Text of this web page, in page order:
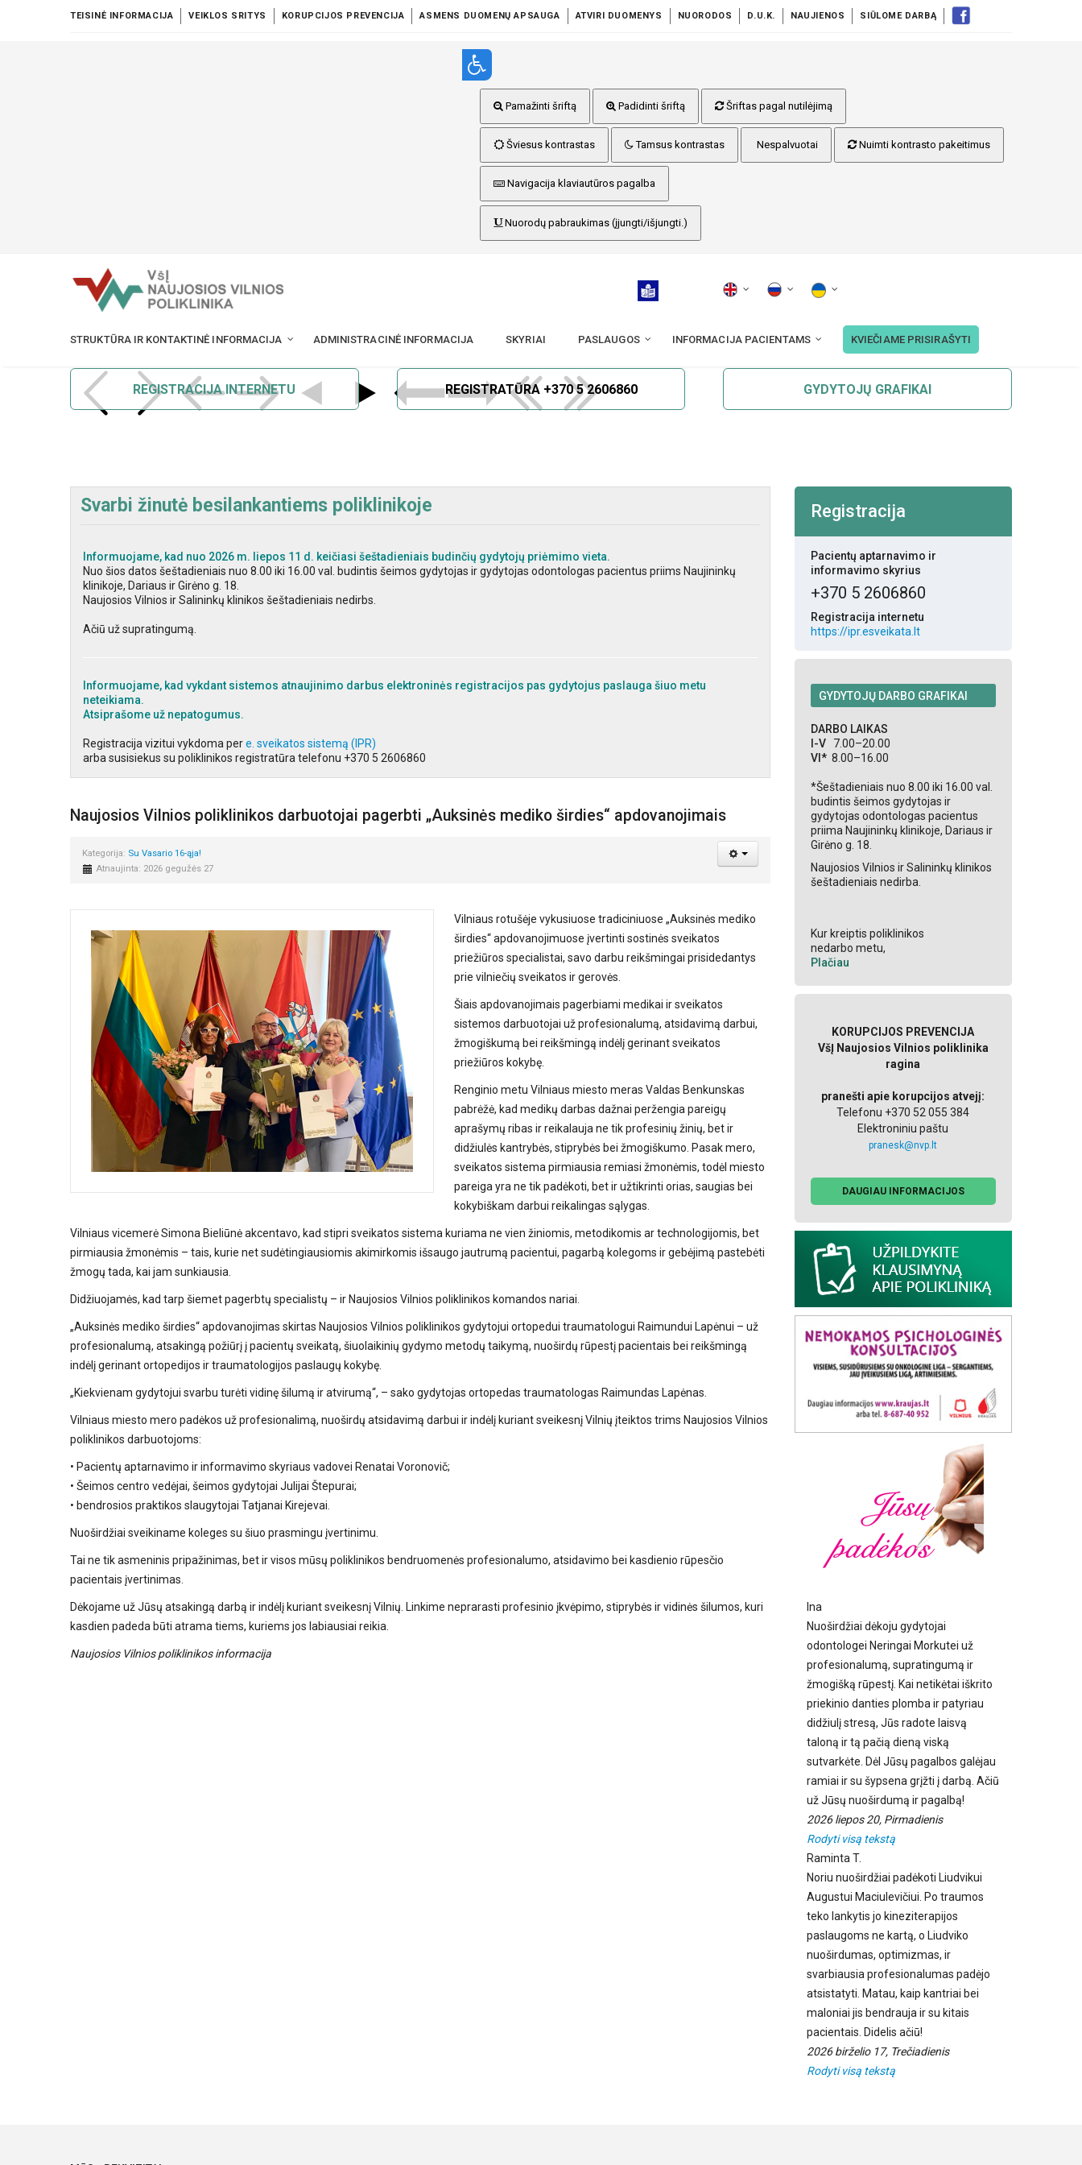
TEISINĖ INFORMACIJA VEIKLOS SRITYS KORUPCIJOS PREVENCIJA ASMENS DUOMENŲ APSAUGA ATVIRI DUOMENYS NUORODOS D.U.K. NAUJIENOS SIŪLOME DARBĄ
Pamažinti šriftą Padidinti šriftą Šriftas pagal nutilėjimą
Šviesus kontrastas Tamsus kontrastas Nespalvuotai Nuimti kontrasto pakeitimus
Navigacija klaviautūros pagalba
Nuorodų pabraukimas (įjungti/išjungti.)
STRUKTŪRA IR KONTAKTINĖ INFORMACIJA ADMINISTRACINĖ INFORMACIJA SKYRIAI PASLAUGOS INFORMACIJA PACIENTAMS KVIEČIAME PRISIRAŠYTI
REGISTRACIJA INTERNETU REGISTRATŪRA +370 5 2606860 GYDYTOJŲ GRAFIKAI
Svarbi žinutė besilankantiems poliklinikoje
Informuojame, kad nuo 2026 m. liepos 11 d. keičiasi šeštadieniais budinčių gydytojų priėmimo vieta.
Nuo šios datos šeštadieniais nuo 8.00 iki 16.00 val. budintis šeimos gydytojas ir gydytojas odontologas pacientus priims Naujininkų
klinikoje, Dariaus ir Girėno g. 18.
Naujosios Vilnios ir Salininkų klinikos šeštadieniais nedirbs.
Ačiū už supratingumą.
Informuojame, kad vykdant sistemos atnaujinimo darbus elektroninės registracijos pas gydytojus paslauga šiuo metu
neteikiama.
Atsiprašome už nepatogumus.
Registracija vizitui vykdoma pere. sveikatos sistemą (IPR)
arba susisiekus su poliklinikos registratūra telefonu +370 5 2606860
Naujosios Vilnios poliklinikos darbuotojai pagerbti „Auksinės mediko širdies“ apdovanojimais
Kategorija: Su Vasario 16-ąja!
Atnaujinta: 2026 gegužės 27
Vilniaus rotušėje vykusiuose tradiciniuose „Auksinės mediko
širdies“ apdovanojimuose įvertinti sostinės sveikatos
priežiūros specialistai, savo darbu reikšmingai prisidedantys
prie vilniečių sveikatos ir gerovės.
Šiais apdovanojimais pagerbiami medikai ir sveikatos
sistemos darbuotojai už profesionalumą, atsidavimą darbui,
žmogiškumą bei reikšmingą indėlį gerinant sveikatos
priežiūros kokybę.
Renginio metu Vilniaus miesto meras Valdas Benkunskas
pabrėžė, kad medikų darbas dažnai peržengia pareigų
aprašymų ribas ir reikalauja ne tik profesinių žinių, bet ir
didžiulės kantrybės, stiprybės bei žmogiškumo. Pasak mero,
sveikatos sistema pirmiausia remiasi žmonėmis, todėl miesto
pareiga yra ne tik padėkoti, bet ir užtikrinti orias, saugias bei
kokybiškam darbui reikalingas sąlygas.
Vilniaus vicemerė Simona Bieliūnė akcentavo, kad stipri sveikatos sistema kuriama ne vien žiniomis, metodikomis ar technologijomis, bet
pirmiausia žmonėmis – tais, kurie net sudėtingiausiomis akimirkomis išsaugo jautrumą pacientui, pagarbą kolegoms ir gebėjimą pastebėti
žmogų tada, kai jam sunkiausia.
Didžiuojamės, kad tarp šiemet pagerbtų specialistų – ir Naujosios Vilnios poliklinikos komandos nariai.
„Auksinės mediko širdies“ apdovanojimas skirtas Naujosios Vilnios poliklinikos gydytojui ortopedui traumatologui Raimundui Lapėnui – už
profesionalumą, atsakingą požiūrį į pacientų sveikatą, šiuolaikinių gydymo metodų taikymą, nuoširdų rūpestį pacientais bei reikšmingą
indėlį gerinant ortopedijos ir traumatologijos paslaugų kokybę.
„Kiekvienam gydytojui svarbu turėti vidinę šilumą ir atvirumą“, – sako gydytojas ortopedas traumatologas Raimundas Lapėnas.
Vilniaus miesto mero padėkos už profesionalimą, nuoširdų atsidavimą darbui ir indėlį kuriant sveikesnį Vilnių įteiktos trims Naujosios Vilnios
poliklinikos darbuotojoms:
• Pacientų aptarnavimo ir informavimo skyriaus vadovei Renatai Voronovič;
• Šeimos centro vedėjai, šeimos gydytojai Julijai Štepurai;
• bendrosios praktikos slaugytojai Tatjanai Kirejevai.
Nuoširdžiai sveikiname koleges su šiuo prasmingu įvertinimu.
Tai ne tik asmeninis pripažinimas, bet ir visos mūsų poliklinikos bendruomenės profesionalumo, atsidavimo bei kasdienio rūpesčio
pacientais įvertinimas.
Dėkojame už Jūsų atsakingą darbą ir indėlį kuriant sveikesnį Vilnių. Linkime neprarasti profesinio įkvėpimo, stiprybės ir vidinės šilumos, kuri
kasdien padeda būti atrama tiems, kuriems jos labiausiai reikia.
Naujosios Vilnios poliklinikos informacija
Registracija
Pacientų aptarnavimo ir
informavimo skyrius
+370 5 2606860
Registracija internetu
https://ipr.esveikata.lt
GYDYTOJŲ DARBO GRAFIKAI
DARBO LAIKAS
I-V7.00–20.00
VI* 8.00–16.00
*Šeštadieniais nuo 8.00 iki 16.00 val.
budintis šeimos gydytojas ir
gydytojas odontologas pacientus
priima Naujininkų klinikoje, Dariaus ir
Girėno g. 18.
Naujosios Vilnios ir Salininkų klinikos
šeštadieniais nedirba.
Kur kreiptis poliklinikos
nedarbo metu,
Plačiau
KORUPCIJOS PREVENCIJA
VšĮ Naujosios Vilnios poliklinika
ragina
pranešti apie korupcijos atvejį:
Telefonu +370 52 055 384
Elektroniniu paštu
pranesk@nvp.lt
DAUGIAU INFORMACIJOS
Ina
Nuoširdžiai dėkoju gydytojai
odontologei Neringai Morkutei už
profesionalumą, supratingumą ir
žmogišką rūpestį. Kai netikėtai iškrito
priekinio danties plomba ir patyriau
didžiulį stresą, Jūs radote laisvą
taloną ir tą pačią dieną viską
sutvarkėte. Dėl Jūsų pagalbos galėjau
ramiai ir su šypsena grįžti į darbą. Ačiū
už Jūsų nuoširdumą ir pagalbą!
2026 liepos 20, Pirmadienis
Rodyti visą tekstą
Raminta T.
Noriu nuoširdžiai padėkoti Liudvikui
Augustui Maciulevičiui. Po traumos
teko lankytis jo kineziterapijos
paslaugoms ne kartą, o Liudviko
nuoširdumas, optimizmas, ir
svarbiausia profesionalumas padėjo
atsistatyti. Matau, kaip kantriai bei
maloniai jis bendrauja ir su kitais
pacientais. Didelis ačiū!
2026 birželio 17, Trečiadienis
Rodyti visą tekstą